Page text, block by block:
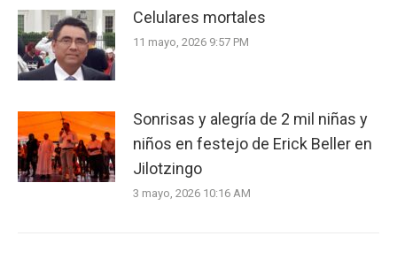
Celulares mortales
11 mayo, 2026 9:57 PM
Sonrisas y alegría de 2 mil niñas y
niños en festejo de Erick Beller en
Jilotzingo
3 mayo, 2026 10:16 AM